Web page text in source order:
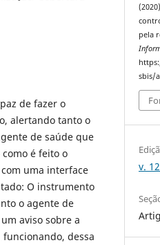
de fazer o
alertando tanto o
de saúde que
é feito o
uma interface
O instrumento
o agente de
aviso sobre a
dessa
pela
sbis/
v.